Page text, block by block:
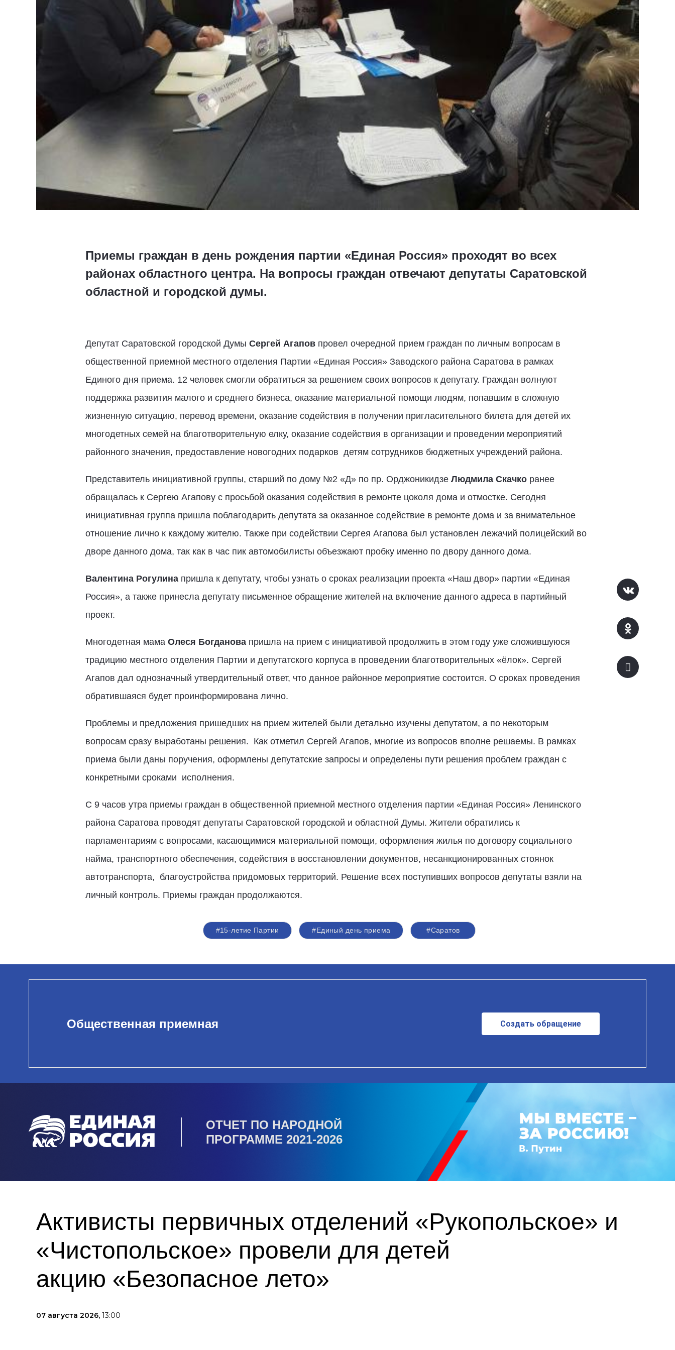
Приемы граждан в день рождения партии «Единая Россия» проходят во всех
районах областного центра. На вопросы граждан отвечают депутаты Саратовской
областной и городской думы.
Депутат Саратовской городской Думы Сергей Агаповпровел очередной прием граждан по личным вопросам в
общественной приемной местного отделения Партии «Единая Россия» Заводского района Cаратова в рамках
Единого дня приема. 12 человек смогли обратиться за решением своих вопросов к депутату. Граждан волнуют
поддержка развития малого и среднего бизнеса, оказание материальной помощи людям, попавшим в сложную
жизненную ситуацию, перевод времени, оказание содействия в получении пригласительного билета для детей их
многодетных семей на благотворительную елку, оказание содействия в организации и проведении мероприятий
районного значения, предоставление новогодних подарков детям сотрудников бюджетных учреждений района.
Представитель инициативной группы, старший по дому №2 «Д» по пр. Орджоникидзе Людмила Скачкоранее
обращалась к Сергею Агапову с просьбой оказания содействия в ремонте цоколя дома и отмостке. Сегодня
инициативная группа пришла поблагодарить депутата за оказанное содействие в ремонте дома и за внимательное
отношение лично к каждому жителю. Также при содействии Сергея Агапова был установлен лежачий полицейский во
дворе данного дома, так как в час пик автомобилисты объезжают пробку именно по двору данного дома.
Валентина Рогулинапришла к депутату, чтобы узнать о сроках реализации проекта «Наш двор» партии «Единая
Россия», а также принесла депутату письменное обращение жителей на включение данного адреса в партийный
проект.
Многодетная мама Олеся Богдановапришла на прием с инициативой продолжить в этом году уже сложившуюся
традицию местного отделения Партии и депутатского корпуса в проведении благотворительных «ёлок». Сергей
Агапов дал однозначный утвердительный ответ, что данное районное мероприятие состоится. О сроках проведения
обратившаяся будет проинформирована лично.
Проблемы и предложения пришедших на прием жителей были детально изучены депутатом, а по некоторым
вопросам сразу выработаны решения. Как отметил Сергей Агапов, многие из вопросов вполне решаемы. В рамках
приема были даны поручения, оформлены депутатские запросы и определены пути решения проблем граждан с
конкретными сроками исполнения.
С 9 часов утра приемы граждан в общественной приемной местного отделения партии «Единая Россия» Ленинского
района Саратова проводят депутаты Саратовской городской и областной Думы. Жители обратились к
парламентариям с вопросами, касающимися материальной помощи, оформления жилья по договору социального
найма, транспортного обеспечения, содействия в восстановлении документов, несанкционированных стоянок
автотранспорта, благоустройства придомовых территорий. Решение всех поступивших вопросов депутаты взяли на
личный контроль. Приемы граждан продолжаются.
#15-летие Партии #Единый день приема #Саратов
Общественная приемная Создать обращение
ОТЧЕТ ПО НАРОДНОЙ
ПРОГРАММЕ 2021-2026
Активисты первичных отделений «Рукопольское» и
«Чистопольское» провели для детей
акцию «Безопасное лето»
07 августа 2026, 13:00